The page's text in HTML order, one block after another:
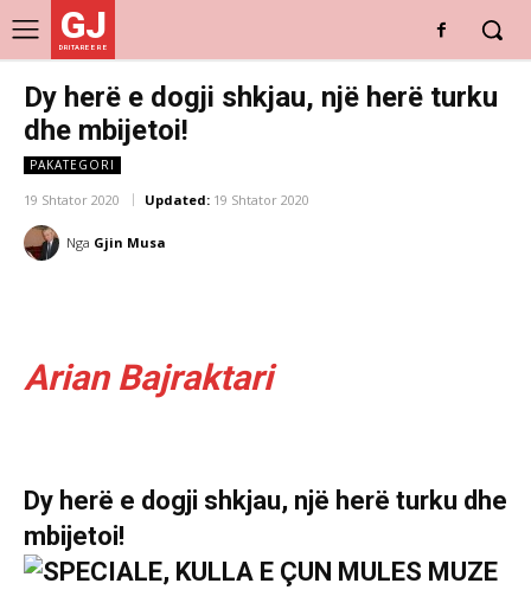
GJ
DRITARE E RE
Dy herë e dogji shkjau, një herë turku
dhe mbijetoi!
PAKATEGORI
19 Shtator 2020 Updated: 19 Shtator 2020
Nga Gjin Musa
Arian Bajraktari
Dy herë e dogji shkjau, një herë turku dhe
mbijetoi!